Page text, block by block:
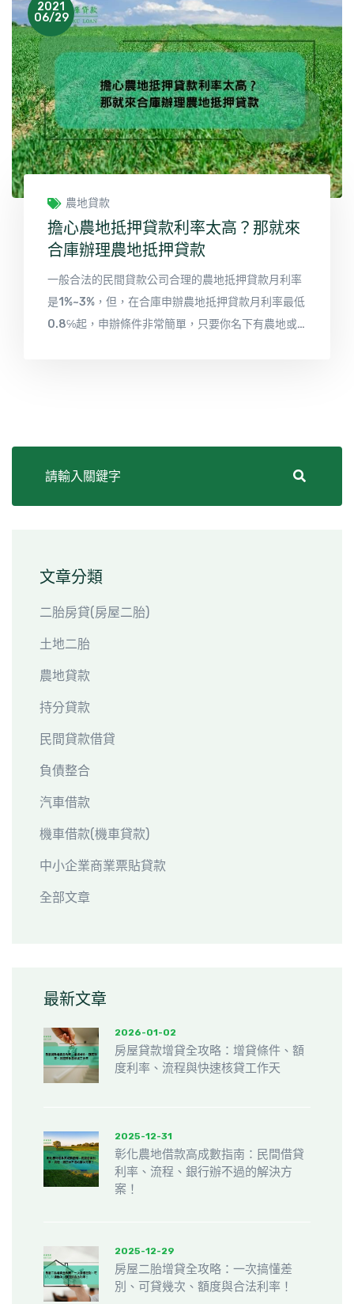
利息再還本金，全程不綁約也可隨借隨還，更不用擔
心支付違約金，合庫農地貸款讓貸款人還款彈性無負
擔。
2021
06/29
農地貸款
擔心農地抵押貸款利率太高？那就來
合庫辦理農地抵押貸款
一般合法的民間貸款公司合理的農地抵押貸款月利率
是1%~3%，但，在合庫申辦農地抵押貸款月利率最低
0.8℅起，申辦條件非常簡單，只要你名下有農地或
文章分類
二胎房貸(房屋二胎)
土地二胎
農地貸款
持分貸款
民間貸款借貸
負債整合
汽車借款
機車借款(機車貸款)
中小企業商業票貼貸款
全部文章
最新文章
2026-01-02
房屋貸款增貸全攻略：增貸條件、額
度利率、流程與快速核貸工作天
2025-12-31
彰化農地借款高成數指南：民間借貸
利率、流程、銀行辦不過的解決方
案！
2025-12-29
房屋二胎增貸全攻略：一次搞懂差
別、可貸幾次、額度與合法利率！